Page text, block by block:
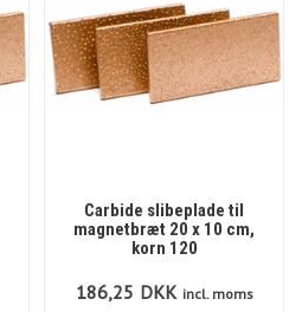
Carbide slibeplade til
magnetbræt 20 x 10 cm,
korn 120
186,25 DKK incl. moms